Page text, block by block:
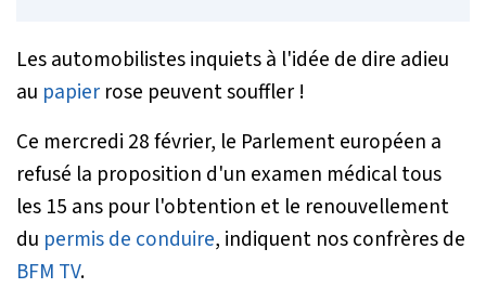
Les automobilistes inquiets à l'idée de dire adieu
au papier rose peuvent souffler !
Ce mercredi 28 février, le Parlement européen a
refusé la proposition d'un examen médical tous
les 15 ans pour l'obtention et le renouvellement
du permis de conduire, indiquent nos confrères de
BFM TV.